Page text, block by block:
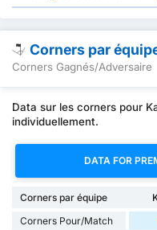
Corners par
Corners Gagnés/Adversaire
Data sur les corners pour
individuellement.
DATA FOR
Corners par équipe
Corners Pour/Match